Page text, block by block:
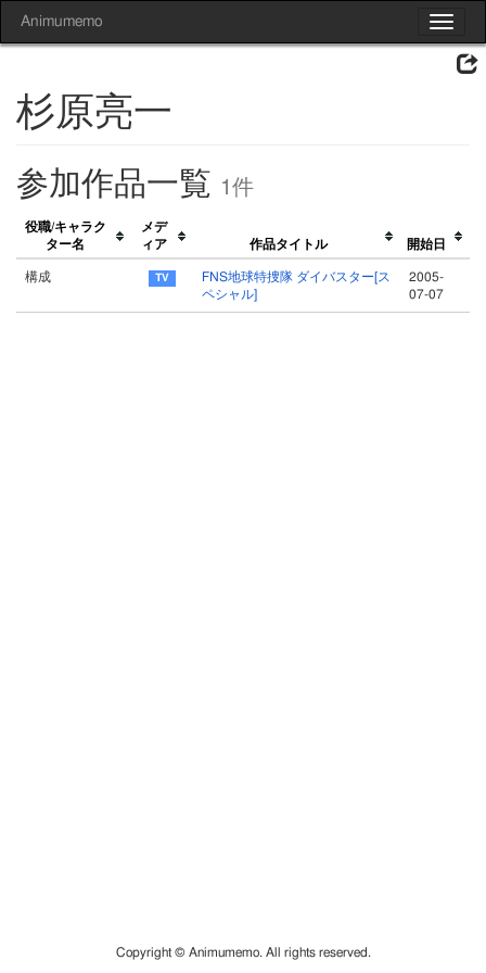
Toggle
Animumemo
杉原亮一
参加作品一覧 1件
役職/キャラク
ター名
メデ
ィア
作品タイトル 開始日
構成
FNS地球特捜隊 ダイバスター[ス
ペシャル]
2005-
07-07
Copyright © Animumemo. All rights reserved.